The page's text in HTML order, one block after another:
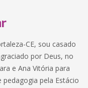
CE, sou casado
por Deus, no
e Ana Vitória para
pela Estácio